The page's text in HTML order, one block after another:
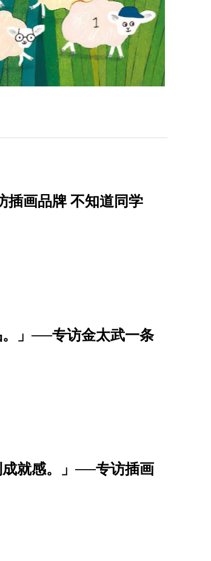
插画品牌 不知道同学
。」──专访金太武一条
成就感。」──专访插画